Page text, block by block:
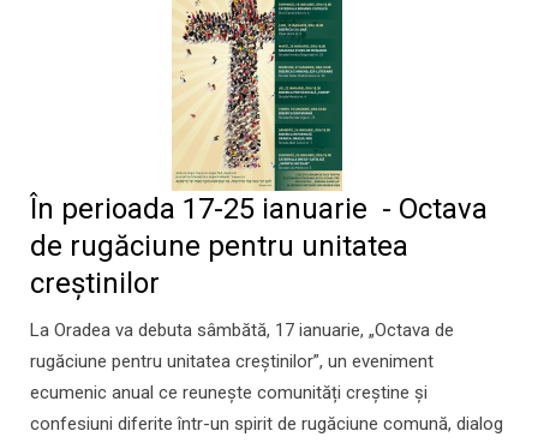
În perioada 17-25 ianuarie - Octava
de rugăciune pentru unitatea
creștinilor
La Oradea va debuta sâmbătă, 17 ianuarie, „Octava de
rugăciune pentru unitatea creștinilor”, un eveniment
ecumenic anual ce reunește comunități creștine și
confesiuni diferite într-un spirit de rugăciune comună, dialog